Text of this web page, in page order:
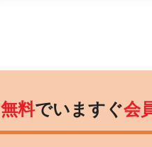
無料でいますぐ会